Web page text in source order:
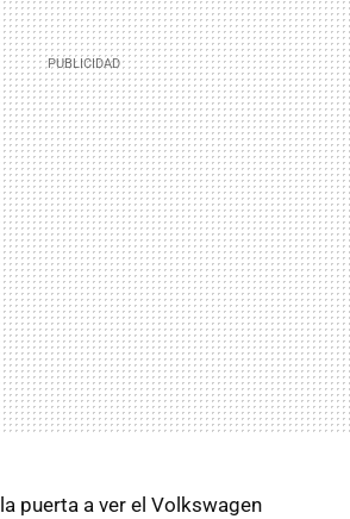
puerta a ver el Volkswagen